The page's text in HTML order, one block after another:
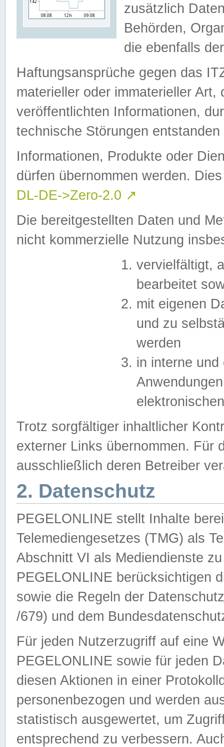
zusätzlich
Behörden,
die ebenfalls
Haftungsansprüche gegen das
materieller oder immaterieller
veröffentlichten Informationen,
technische Störungen
Informationen, Produkte oder
dürfen übernommen werden.
DL-DE->Zero-2.0 ↗
Die bereitgestellten Daten und
nicht kommerzielle Nutzung
vervielfältigt,
bearbeitet
mit eigenen
und zu
werden
in interne
Trotz sorgfältiger inhaltlicher
externer Links übernommen. Für
ausschließlich deren Betreiber
2. Datenschutz
PEGELONLINE stellt Inhalte
Telemediengesetzes (TMG) als
Abschnitt VI als Mediendienste
PEGELONLINE berücksichtigen
sowie die Regeln der
/679) und dem
Für jeden Nutzerzugriff auf eine
PEGELONLINE sowie für jeden
diesen Aktionen in einer
personenbezogen und werden
statistisch ausgewertet, um
entsprechend zu verbessern.